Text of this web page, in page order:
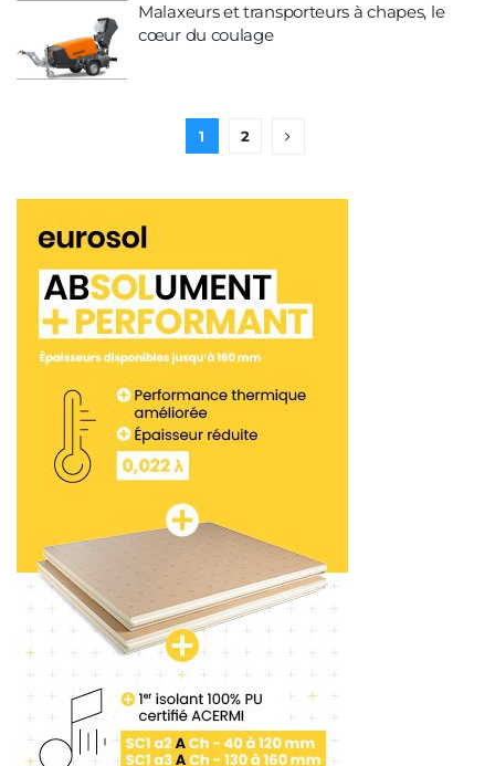
Malaxeurs et transporteurs à chapes, le
cœur du coulage
1 2